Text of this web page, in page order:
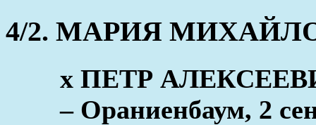
4/2. МАРИЯ
x ПЕТР
– Ораниенбаум, 2